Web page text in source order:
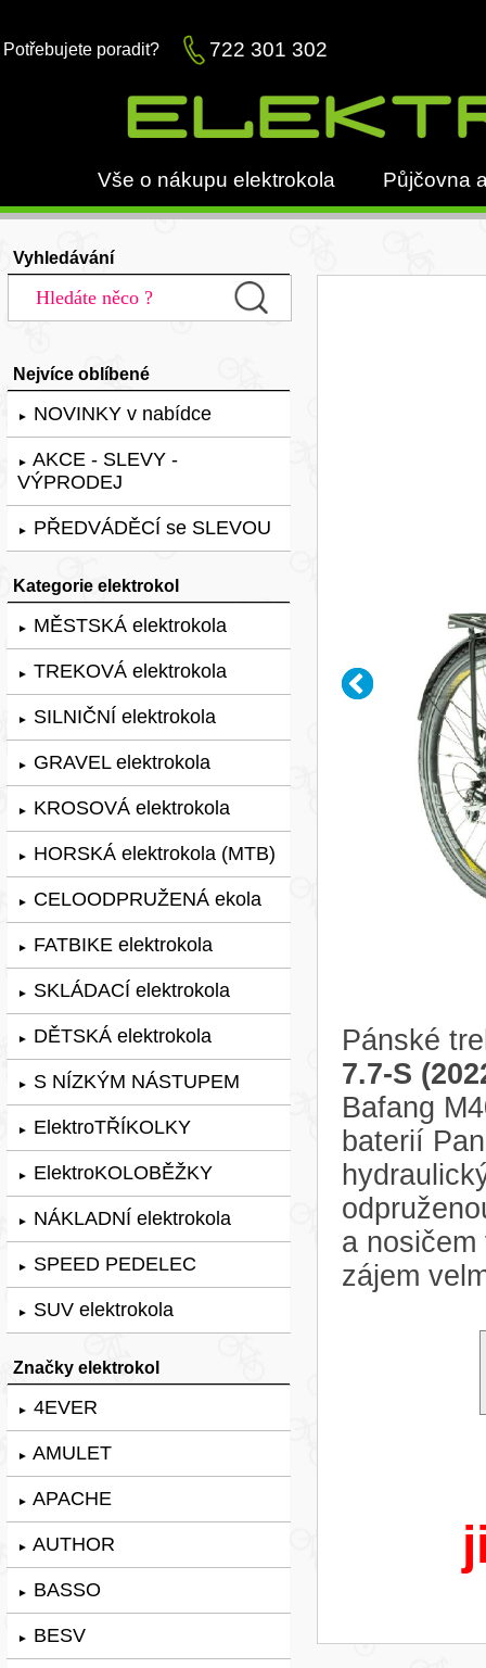
Potřebujete poradit? 722 301 302
Vše o nákupu elektrokola Půjčovna
Vyhledávání
Nejvíce oblíbené
► NOVINKY v nabídce
► AKCE - SLEVY -
VÝPRODEJ
► PŘEDVÁDĚCÍ se SLEVOU
Kategorie elektrokol
► MĚSTSKÁ elektrokola
► TREKOVÁ elektrokola
► SILNIČNÍ elektrokola
► GRAVEL elektrokola
► KROSOVÁ elektrokola
► HORSKÁ elektrokola (MTB)
► CELOODPRUŽENÁ ekola
► FATBIKE elektrokola
► SKLÁDACÍ elektrokola
► DĚTSKÁ elektrokola
► S NÍZKÝM NÁSTUPEM
► ElektroTŘÍKOLKY
► ElektroKOLOBĚŽKY
► NÁKLADNÍ elektrokola
► SPEED PEDELEC
► SUV elektrokola
Značky elektrokol
► 4EVER
► AMULET
► APACHE
► AUTHOR
► BASSO
► BESV
Pánské
7.7-S
Bafang
baterií
a
zájem